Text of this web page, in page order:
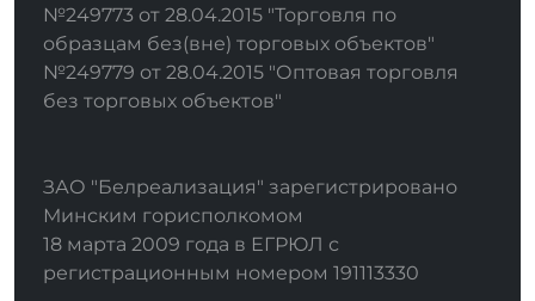
№249773 от 28.04.2015 "Торговля по
образцам без(вне) торговых объектов"
№249779 от 28.04.2015 "Оптовая торговля
без торговых объектов"
ЗАО "Белреализация" зарегистрировано
Минским горисполкомом
18 марта 2009 года в ЕГРЮЛ с
регистрационным номером 191113330